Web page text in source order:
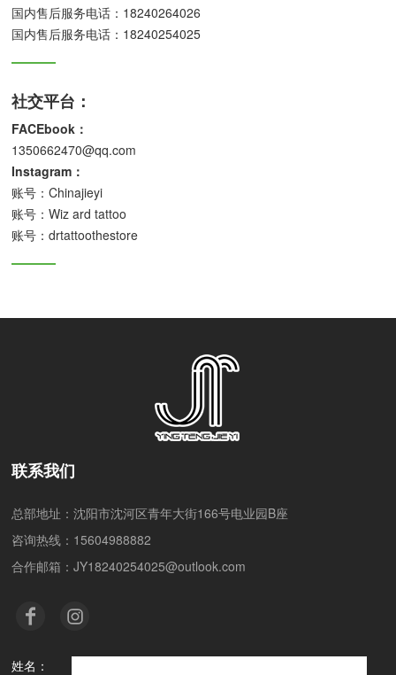
国内售后服务电话：18240264026
国内售后服务电话：18240254025
社交平台：
FACEbook：
1350662470@qq.com
Instagram：
账号：Chinajieyi
账号：Wiz ard tattoo
账号：drtattoothestore
联系我们
总部地址：沈阳市沈河区青年大街166号电业园B座
咨询热线：15604988882
合作邮箱：JY18240254025@outlook.com
姓名：